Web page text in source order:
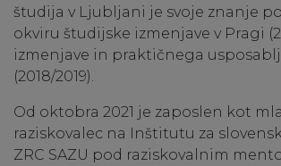
študija v Ljubljani je svoje znanje
okviru študijske izmenjave v Pragi
izmenjave in praktičnega
(2018/2019).
Od oktobra 2021 je zaposlen kot
raziskovalec na Inštitutu za
ZRC SAZU pod raziskovalnim